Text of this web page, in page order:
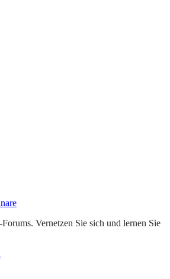
Vernetzen Sie sich und lernen Sie